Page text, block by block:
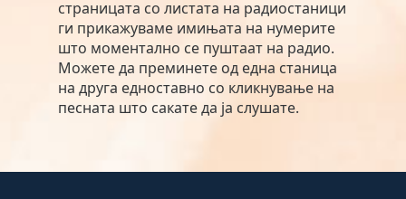
страницата со листата на радиостаници
ги прикажуваме имињата на нумерите
што моментално се пуштаат на радио.
Можете да преминете од една станица
на друга едноставно со кликнување на
песната што сакате да ја слушате.